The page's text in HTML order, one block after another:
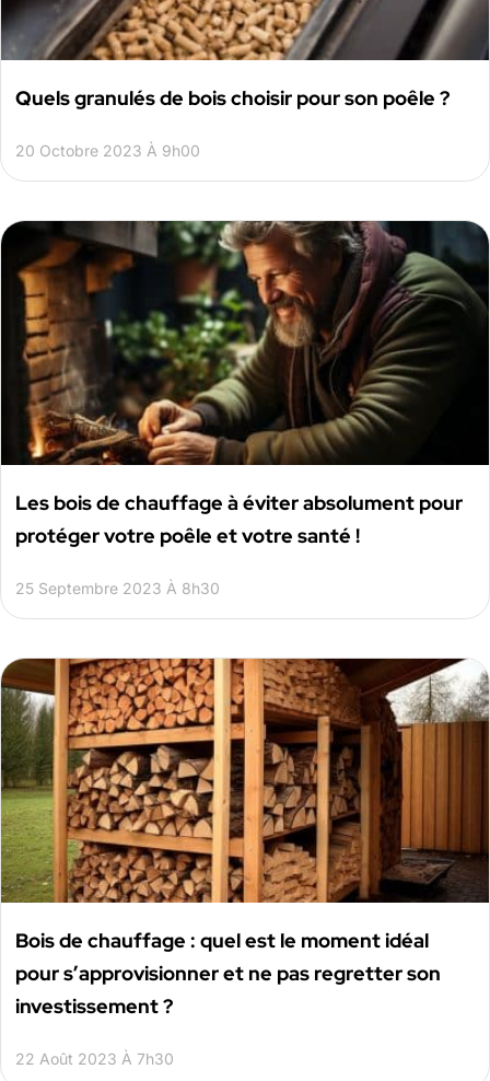
Quels granulés de bois choisir pour son poêle ?
20 Octobre 2023 À 9h00
Les bois de chauffage à éviter absolument pour
protéger votre poêle et votre santé !
25 Septembre 2023 À 8h30
Bois de chauffage : quel est le moment idéal
pour s’approvisionner et ne pas regretter son
investissement ?
22 Août 2023 À 7h30